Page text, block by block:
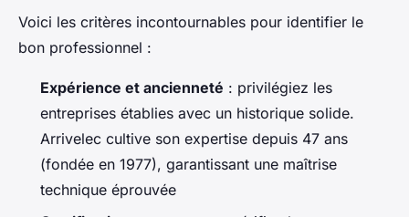
Voici les critères incontournables pour identifier le
bon professionnel :
Expérience et ancienneté : privilégiez les
entreprises établies avec un historique solide.
Arrivelec cultive son expertise depuis 47 ans
(fondée en 1977), garantissant une maîtrise
technique éprouvée